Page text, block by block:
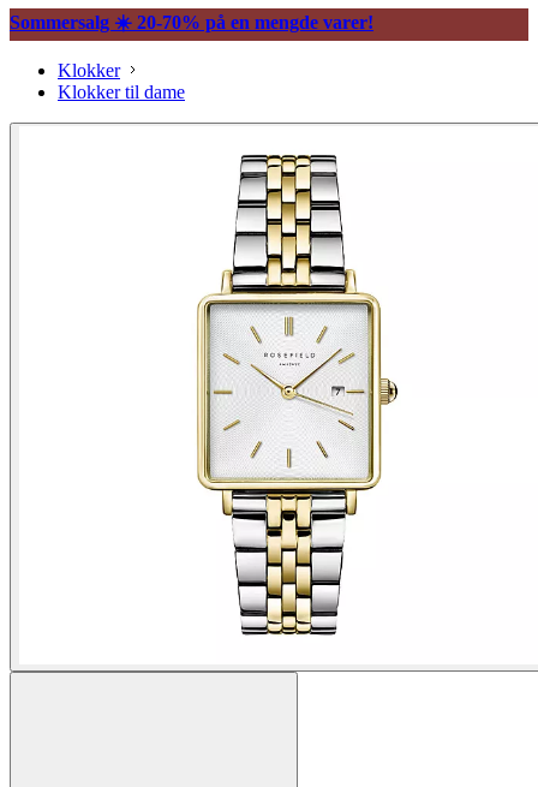
Sommersalg ☀️ 20-70% på en mengde varer!
Klokker
Klokker til dame